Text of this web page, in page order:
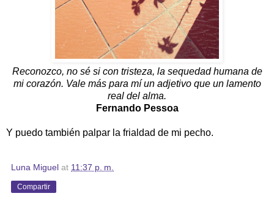
Reconozco, no sé si con tristeza, la sequedad humana de
mi corazón. Vale más para mí un adjetivo que un lamento
real del alma.
Fernando Pessoa
Y puedo también palpar la frialdad de mi pecho.
Luna Miguel at 11:37 p. m.
Compartir